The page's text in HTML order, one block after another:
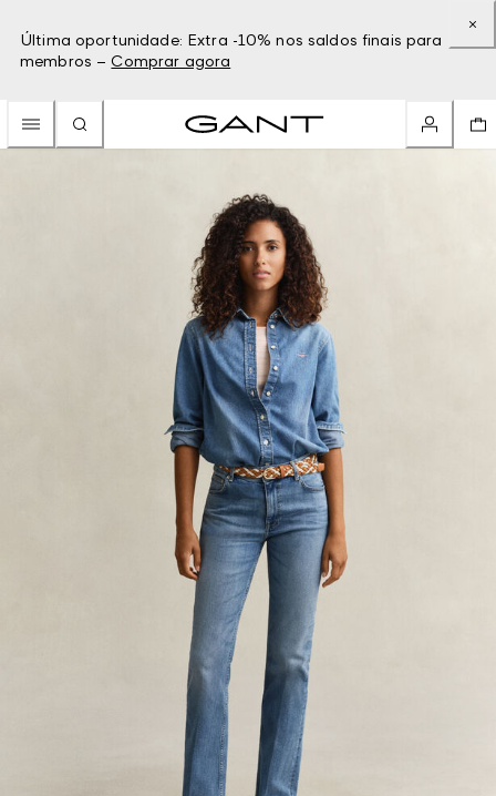
Última oportunidade: Extra -10% nos saldos finais para
membros – Comprar agora